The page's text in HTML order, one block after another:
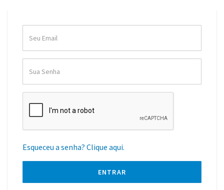
Esqueceu a senha? Clique aqui.
ENTRAR